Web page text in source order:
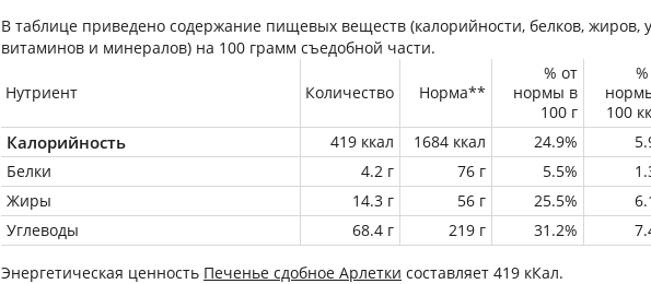
В таблице приведено содержание пищевых веществ (калорийности, белков, жиров,
витаминов и минералов) на 100 грамм съедобной части.
Нутриент Количество Норма**
% от
нормы в
100 г
100
Калорийность 419 ккал 1684 ккал 24.9%
Белки
4.2 г 76 г 5.5%
Жиры
14.3 г 56 г 25.5%
Углеводы
68.4 г 219 г 31.2%
Энергетическая ценность Печенье сдобное Арлетки составляет 419 кКал.